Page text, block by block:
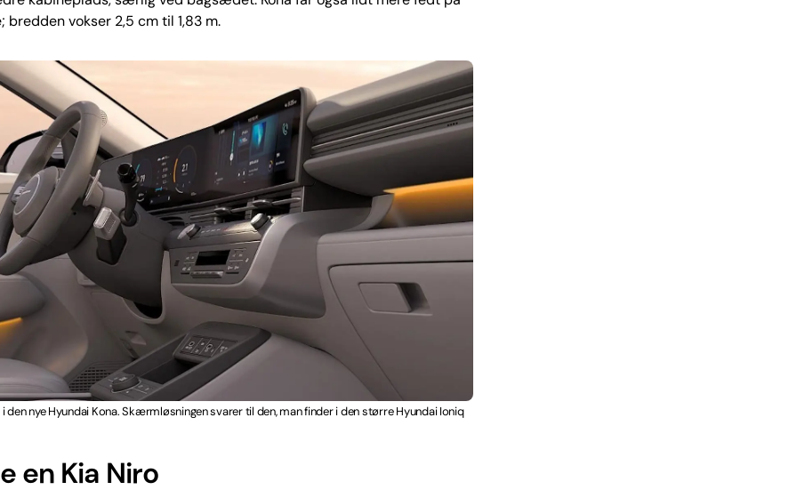
bredden vokser 2,5 cm til 1,83 m.
den nye Hyundai Kona. Skærmløsningen svarer til den, man finder i den større Hyundai Ioniq
en Kia Niro